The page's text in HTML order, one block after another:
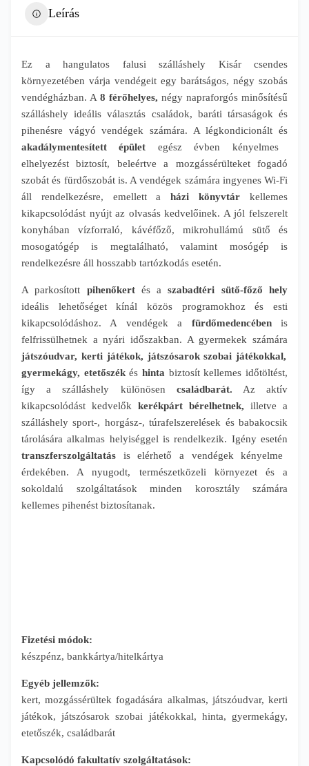
Leírás
Ez a hangulatos falusi szálláshely Kisár csendes
környezetében várja vendégeit egy barátságos, négy szobás
vendégházban. A 8 férőhelyes, négy napraforgós minősítésű
szálláshely ideális választás családok, baráti társaságok és
pihenésre vágyó vendégek számára. A légkondicionált és
akadálymentesített épület egész évben kényelmes
elhelyezést biztosít, beleértve a mozgássérülteket fogadó
szobát és fürdőszobát is. A vendégek számára ingyenes Wi-Fi
áll rendelkezésre, emellett a házi könyvtár kellemes
kikapcsolódást nyújt az olvasás kedvelőinek. A jól felszerelt
konyhában vízforraló, kávéfőző, mikrohullámú sütő és
mosogatógép is megtalálható, valamint mosógép is
rendelkezésre áll hosszabb tartózkodás esetén.
A parkosított pihenőkertés aszabadtéri sütő-főző hely
ideális lehetőséget kínál közös programokhoz és esti
kikapcsolódáshoz. A vendégek a fürdőmedencébenis
felfrissülhetnek a nyári időszakban. A gyermekek számára
játszóudvar, kerti játékok, játszósarok szobai játékokkal,
gyermekágy, etetőszékés hinta biztosít kellemes időtöltést,
így a szálláshely különösen családbarát. Az aktív
kikapcsolódást kedvelők kerékpárt bérelhetnek, illetve a
szálláshely sport-, horgász-, túrafelszerelések és babakocsik
tárolására alkalmas helyiséggel is rendelkezik. Igény esetén
transzferszolgáltatás is elérhető a vendégek kényelme
érdekében. A nyugodt, természetközeli környezet és a
sokoldalú szolgáltatások minden korosztály számára
kellemes pihenést biztosítanak.
Fizetési módok:
készpénz, bankkártya/hitelkártya
Egyéb jellemzők:
kert, mozgássérültek fogadására alkalmas, játszóudvar, kerti
játékok, játszósarok szobai játékokkal, hinta, gyermekágy,
etetőszék, családbarát
Kapcsolódó fakultatív szolgáltatások: